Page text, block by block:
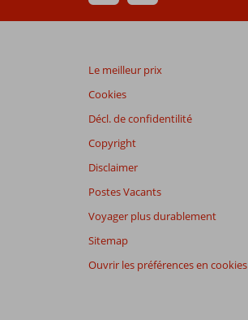
Le meilleur prix
Cookies
Décl. de confidentilité
Copyright
Disclaimer
Postes Vacants
Voyager plus durablement
Sitemap
Ouvrir les préférences en cookies